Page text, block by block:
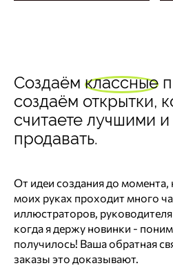
Создаём классные
создаём открытки,
считаете лучшими
продавать.
От идеи создания до момента,
моих руках проходит много
иллюстраторов,
когда я держу новинки -
получилось! Ваша обратная
заказы это доказывают.